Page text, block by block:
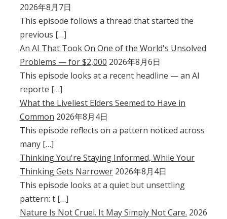
2026年8月7日
This episode follows a thread that started the
previous […]
An AI That Took On One of the World's Unsolved
Problems — for $2,000 2026年8月6日
This episode looks at a recent headline — an AI
reporte […]
What the Liveliest Elders Seemed to Have in
Common 2026年8月4日
This episode reflects on a pattern noticed across
many […]
Thinking You're Staying Informed, While Your
Thinking Gets Narrower 2026年8月4日
This episode looks at a quiet but unsettling
pattern: t […]
Nature Is Not Cruel. It May Simply Not Care. 2026